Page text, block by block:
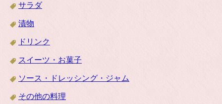
サラダ
漬物
ドリンク
スイーツ・お菓子
ソース・ドレッシング・ジャム
その他の料理